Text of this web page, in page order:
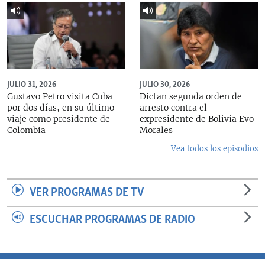
JULIO 31, 2026
Gustavo Petro visita Cuba
por dos días, en su último
viaje como presidente de
Colombia
JULIO 30, 2026
Dictan segunda orden de
arresto contra el
expresidente de Bolivia Evo
Morales
Vea todos los episodios
VER PROGRAMAS DE TV
ESCUCHAR PROGRAMAS DE RADIO